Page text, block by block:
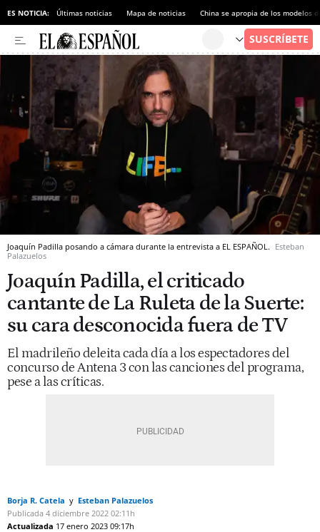
ES NOTICIA: Últimas noticias Mapa de noticias China se apropia de los modelos
Joaquín Padilla posando a cámara durante la entrevista a EL ESPAÑOL. Esteban
Palazuelos
Joaquín Padilla, el criticado
cantante de La Ruleta de la Suerte:
su cara desconocida fuera de TV
El madrileño deleita cada día a los espectadores del
concurso de Antena 3 con las canciones del programa,
pese a las críticas.
Borja R. Catela
Esteban Palazuelos
Publicada 4 diciembre 2022 02:11h
Actualizada 17 enero 2023 09:17h